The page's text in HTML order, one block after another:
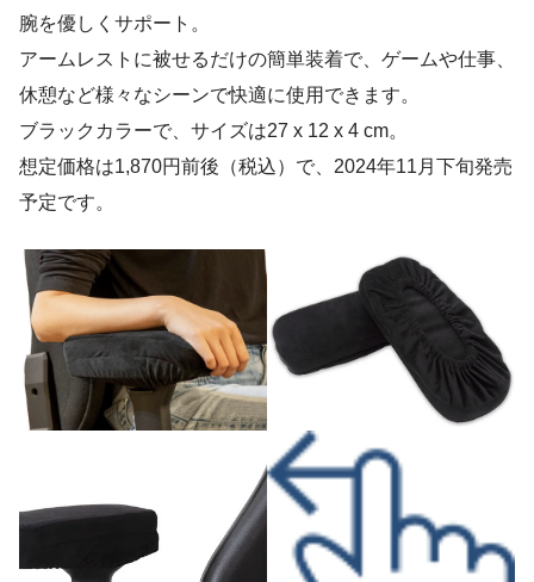
腕を優しくサポート。
アームレストに被せるだけの簡単装着で、ゲームや仕事、
休憩など様々なシーンで快適に使用できます。
ブラックカラーで、サイズは27 x 12 x 4 cm。
想定価格は1,870円前後（税込）で、2024年11月下旬発売
予定です。